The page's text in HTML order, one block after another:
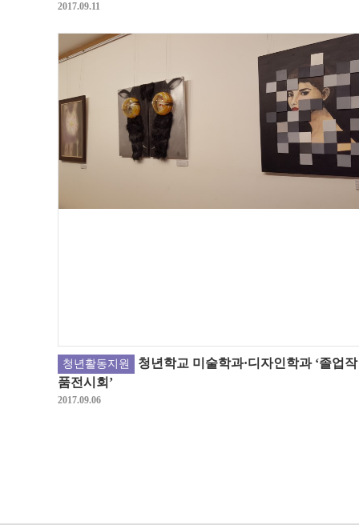
2017.09.11
청년활동지원
청년학교 미술학과·디자인학과 ‘졸업작
품전시회’
2017.09.06